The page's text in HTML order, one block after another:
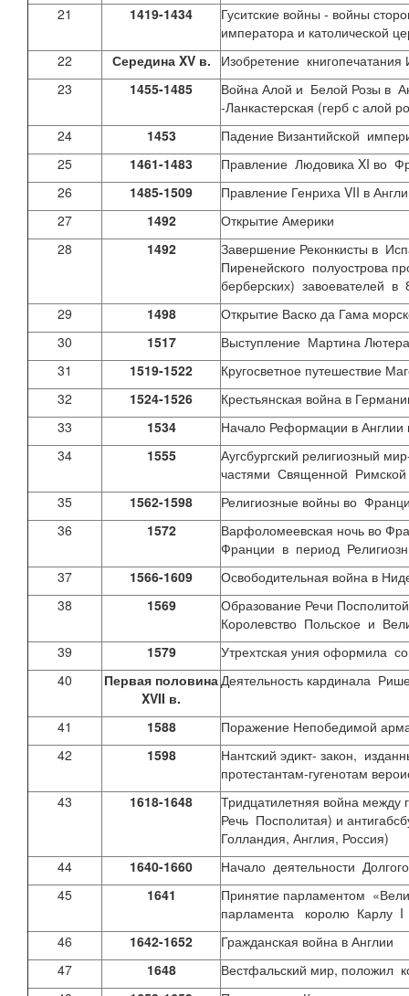
21
1419-1434
Гуситские войны - войны
императора и католической
22
Середина XVв.
Изобретение книгопечатания
23
1455-1485
Война Алой и Белой Розы в
-Ланкастерская (герб с алой
24
1453
Падение Византийской
25
1461-1483
Правление Людовика XI во
26
1485-1509
Правление Генриха VII в
27
1492
Открытие Америки
28
1492
Завершение Реконкисты в
Пиренейского полуострова
берберских) завоевателей в
29
1498
Открытие Васко да Гама
30
1517
Выступление Мартина
31
1519-1522
Кругосветное путешествие
32
1524-1526
Крестьянская война в
33
1534
Начало Реформации в Англии
34
1555
Аугсбургский религиозный
частями Священной
35
1562-1598
Религиозные войны во
36
1572
Варфоломеевская ночь во
Франции в период
37
1566-1609
Освободительная война в
38
1569
Образование Речи
Королевство Польское и
39
1579
Утрехтская уния оформила
40
Первая половина
XVII в.
Деятельность кардинала
41 1588
Поражение Непобедимой
42
1598
Нантский эдикт- закон,
протестантам-гугенотам
43
1618-1648
Тридцатилетняя война
Речь Посполитая) и
Голландия, Англия, Россия)
44
1640-1660
Начало деятельности
45
1641
Принятие парламентом
парламента королю Карлу I
46
1642-1652
Гражданская война в Англии
47
1648
Вестфальский мир, положил